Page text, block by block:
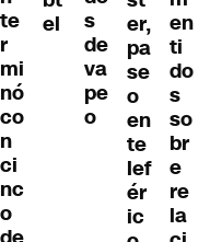
te
r
mi
nó
co
n
ci
nc
o
el
s
de
va
pe
o
er,
pa
se
o
en
te
lef
ér
ic
en
ti
do
s
so
br
e
re
la